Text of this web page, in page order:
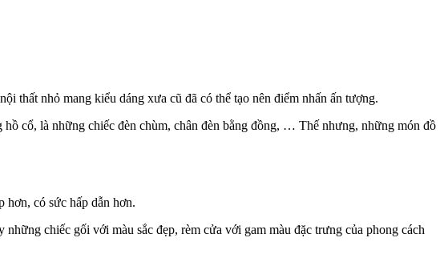
thất nhỏ mang kiểu dáng xưa cũ đã có thể tạo nên điểm nhấn ấn tượng.
cổ, là những chiếc đèn chùm, chân đèn bằng đồng, … Thế nhưng, những món đồ
hơn, có sức hấp dẫn hơn.
chiếc gối với màu sắc đẹp, rèm cửa với gam màu đặc trưng của phong cách